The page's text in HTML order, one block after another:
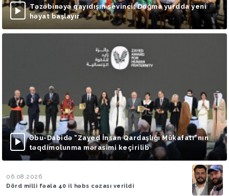
Təzəbinəyə qayıdışın sevinci: Doğma yurdda yeni
həyat başlayır
Əbu-Dabidə “Zayed İnsan Qardaşlığı Mükafatı”nın
təqdimolunma mərasimi keçirilib
06.08.2026
Dörd milli fəala 40 il həbs cəzası verildi